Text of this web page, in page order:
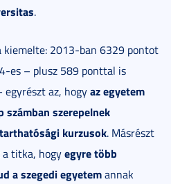
.
kiemelte: 2013-ban 6329 pontot
es – plusz 589 ponttal is
egyrészt az, hogyaz egyetem
szerepelnek
kurzusok. Másrészt
a titka, hogyegyre több
a szegedi egyetemannak